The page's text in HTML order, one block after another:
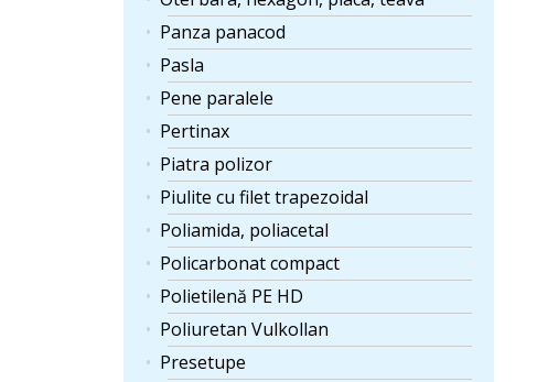
Panza panacod
Pasla
Pene paralele
Pertinax
Piatra polizor
Piulite cu filet trapezoidal
Poliamida, poliacetal
Policarbonat compact
Polietilenă PE HD
Poliuretan Vulkollan
Presetupe